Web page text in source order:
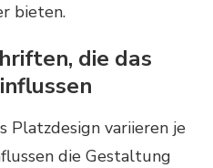
bieten.
die das
Platzdesign variieren je
die Gestaltung